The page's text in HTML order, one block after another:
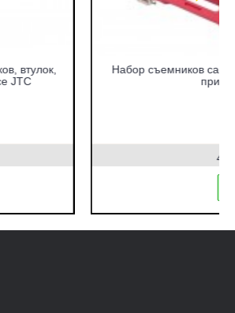
сайлентблоков под гидравлический
привод в кейсе JTC